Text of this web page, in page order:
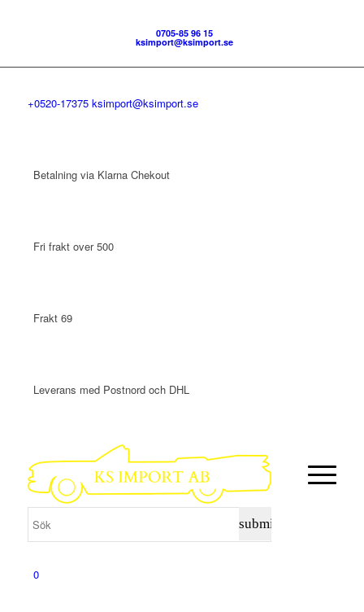
0705-85 96 15
ksimport@ksimport.se
+0520-17375 ksimport@ksimport.se
Betalning via Klarna Chekout
Fri frakt over 500
Frakt 69
Leverans med Postnord och DHL
0